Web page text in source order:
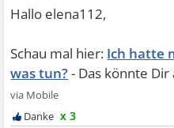
Ich hatte
was tun?
x 3